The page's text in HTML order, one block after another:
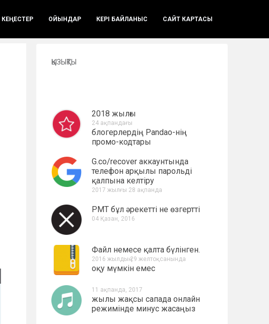
КЕҢЕСТЕР ОЙЫНДАР КЕРІ БАЙЛАНЫС САЙТ КАРТАСЫ
ҚЫЗЫҚТЫ
2018 жылғы
24 ақпандағы
блогерлердің Pandao-нің
промо-кодтары
G.co/recover аккаунтында
телефон арқылы парольді
қалпына келтіру
2017 жылғы 28 ақпанда
PMT бұл әрекетті не өзгертті
04 Қазан, 2016
Файл немесе қалта бүлінген.
2016 жылдың 29 желтоқсанында
оқу мүмкін емес
11 ақпанда, 2017
жылы жақсы сапада онлайн
режимінде минус жасаңыз